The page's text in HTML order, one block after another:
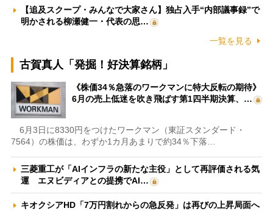
【追及スクープ・みんなで大家さん】独占入手“内部議事録”で
明かされる柳瀬健一・代表の思…
一覧を見る
古賀真人「発掘！好決算銘柄」
《株価34％急落のワークマンに特大反転の期待》
6月の売上低迷を吹き飛ばす第1四半期決算、…
6月3日に8330円をつけたワークマン（東証スタンダード・
7564）の株価は、わずか1カ月あまりで約34％下落…
三菱重工が「AIインフラの新たな主役」として再評価される気
運 エヌビディアとの提携でAI…
キオクシアHD「7万円割れからの急反発」は再びの上昇局面へ